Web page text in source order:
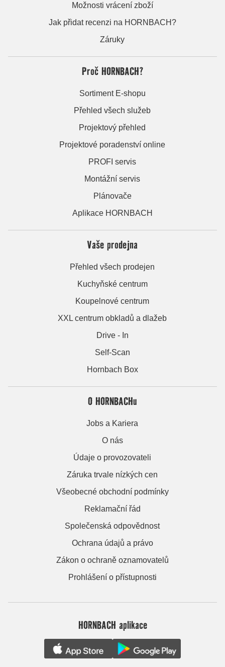
Možnosti vrácení zboží
Jak přidat recenzi na HORNBACH?
Záruky
Proč HORNBACH?
Sortiment E-shopu
Přehled všech služeb
Projektový přehled
Projektové poradenství online
PROFI servis
Montážní servis
Plánovače
Aplikace HORNBACH
Vaše prodejna
Přehled všech prodejen
Kuchyňské centrum
Koupelnové centrum
XXL centrum obkladů a dlažeb
Drive - In
Self-Scan
Hornbach Box
O HORNBACHu
Jobs a Kariera
O nás
Údaje o provozovateli
Záruka trvale nízkých cen
Všeobecné obchodní podmínky
Reklamační řád
Společenská odpovědnost
Ochrana údajů a právo
Zákon o ochraně oznamovatelů
Prohlášení o přístupnosti
HORNBACH aplikace